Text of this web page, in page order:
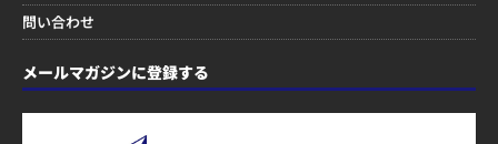
問い合わせ
メールマガジンに登録する